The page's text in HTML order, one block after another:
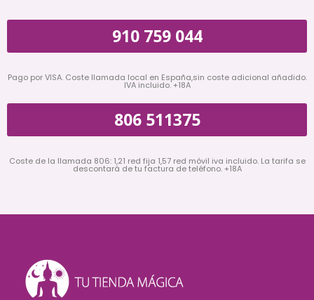
910 759 044
Pago por VISA. Coste llamada local en España,sin coste adicional añadido.
IVA incluido. +18A
806 511375
Coste de la llamada 806: 1,21 red fija 1,57 red móvil iva incluido. La tarifa se
descontará de tu factura de teléfono. +18A